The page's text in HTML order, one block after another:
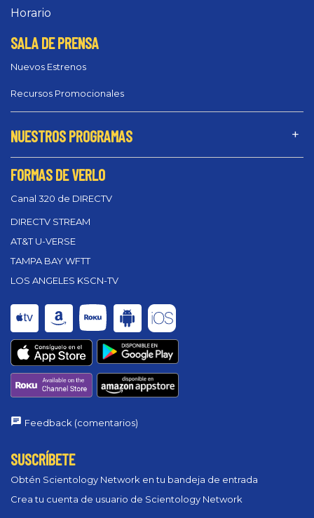
Horario
SALA DE PRENSA
Nuevos Estrenos
Recursos Promocionales
NUESTROS PROGRAMAS
FORMAS DE VERLO
Canal 320 de DIRECTV
DIRECTV STREAM
AT&T U-VERSE
TAMPA BAY WFTT
LOS ANGELES KSCN-TV
Feedback (comentarios)
SUSCRÍBETE
Obtén Scientology Network en tu bandeja de entrada
Crea tu cuenta de usuario de Scientology Network